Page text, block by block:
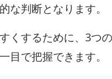
な判断となります。
くするために、3つ
目で把握できます。